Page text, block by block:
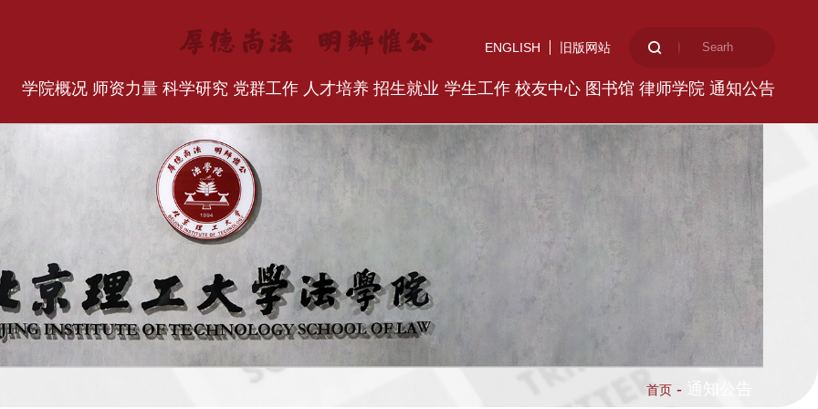
ENGLISH 旧版网站
学院概况 师资力量 科学研究 党群工作 人才培养 招生就业 学生工作 校友中心 图书馆 律师学院 通知公告
首页 -